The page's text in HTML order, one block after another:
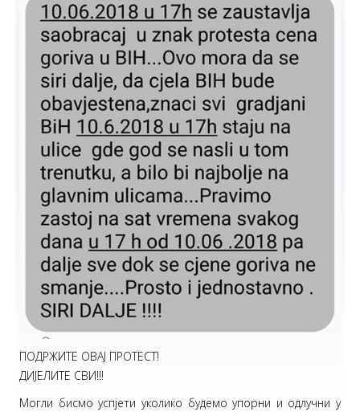
ПОДРЖИТЕ ОВАЈ ПРОТЕСТ!
ДИЈЕЛИТЕ СВИ!!!
Могли бисмо успјети уколико будемо упорни и одлучни у